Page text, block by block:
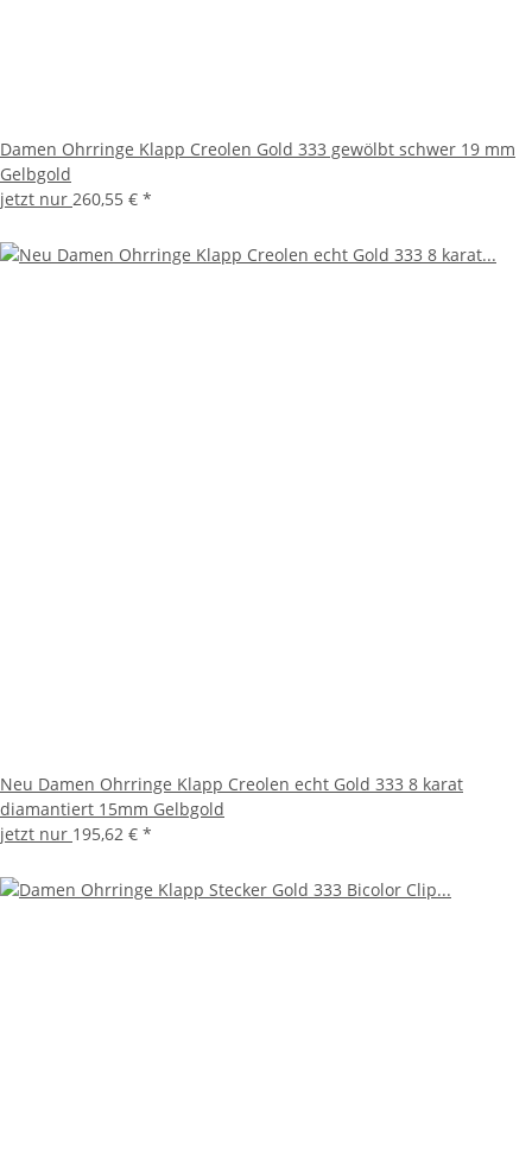
Damen Ohrringe Klapp Creolen Gold 333 gewölbt schwer 19 mm
Gelbgold
jetzt nur 260,55 € *
Neu Damen Ohrringe Klapp Creolen echt Gold 333 8 karat
diamantiert 15mm Gelbgold
jetzt nur 195,62 € *